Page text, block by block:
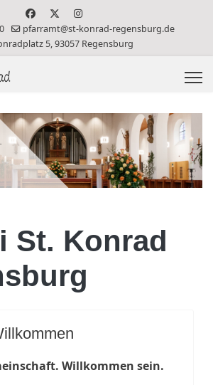
pfarramt@st-konrad-regensburg.de
5, 93057 Regensburg
St. Konrad
Willkommen sein.